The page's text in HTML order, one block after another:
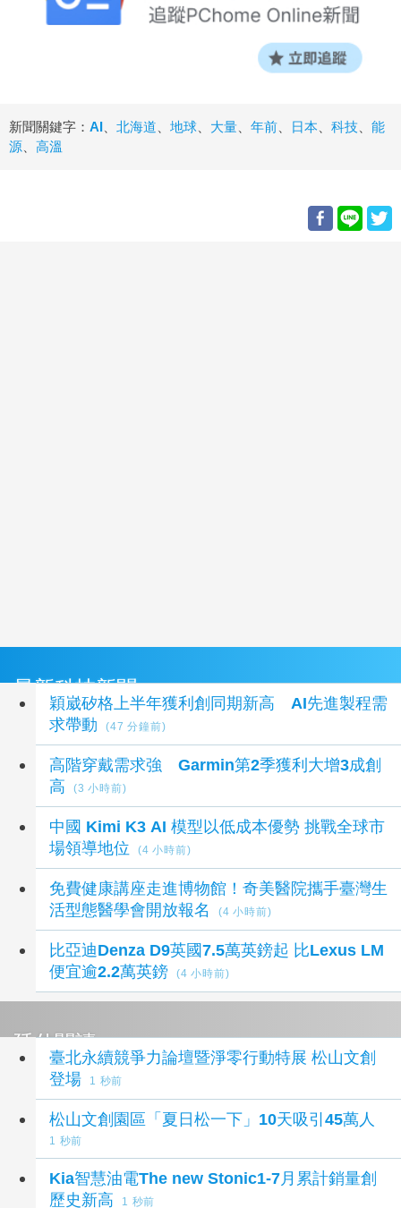
新聞關鍵字： AI 北海道 地球 大量 年前 日本 科技
能
源
高溫
最新科技新聞
穎崴矽格上半年獲利創同期新高 AI先進製程需
求帶動
(47 分鐘前)
高階穿戴需求強 Garmin第2季獲利大增3成創
高
(3 小時前)
中國 Kimi K3 AI 模型以低成本優勢 挑戰全球市
場領導地位
(4 小時前)
免費健康講座走進博物館！奇美醫院攜手臺灣生
活型態醫學會開放報名
(4 小時前)
比亞迪Denza D9英國7.5萬英鎊起 比Lexus LM
便宜逾2.2萬英鎊
(4 小時前)
延伸閱讀
臺北永續競爭力論壇暨淨零行動特展 松山文創
登場
1 秒前
松山文創園區「夏日松一下」10天吸引45萬人
1 秒前
Kia智慧油電The new Stonic1-7月累計銷量創
歷史新高
1 秒前